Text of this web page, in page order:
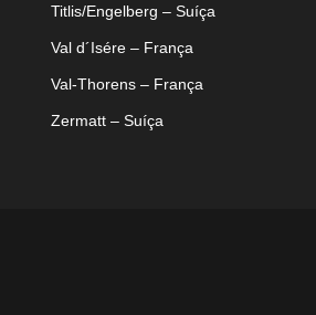
Titlis/Engelberg – Suíça
Val d´Isére – França
Val-Thorens – França
Zermatt – Suíça